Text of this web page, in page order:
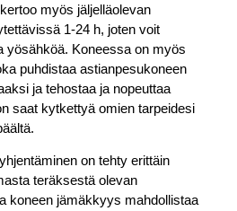
myös jäljelläolevan
1-24 h, joten voit
yösähköä. Koneessa on myös
puhdistaa astianpesukoneen
ja tehostaa ja nopeuttaa
saat kytkettyä omien tarpeidesi
on tehty erittäin
teräksestä olevan
koneen jämäkkyys mahdollistaa